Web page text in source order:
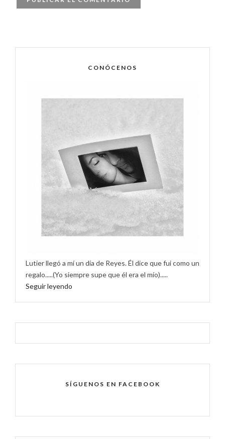
CONÓCENOS
Lutier llegó a mí un día de Reyes. Él dice que fui como un
regalo.....(Yo siempre supe que él era el mío).....
Seguir leyendo
SÍGUENOS EN FACEBOOK